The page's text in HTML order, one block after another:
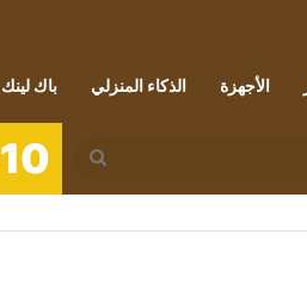
الأجهزة الذكاء المنزلي باك لينك
بحث
عن
10